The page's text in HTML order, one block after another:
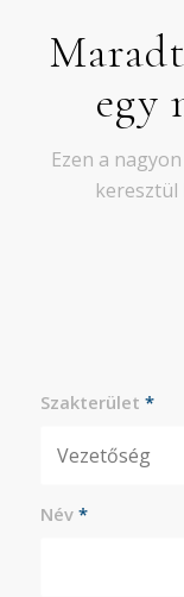
egy
Ezen a
Szakterület *
Név *